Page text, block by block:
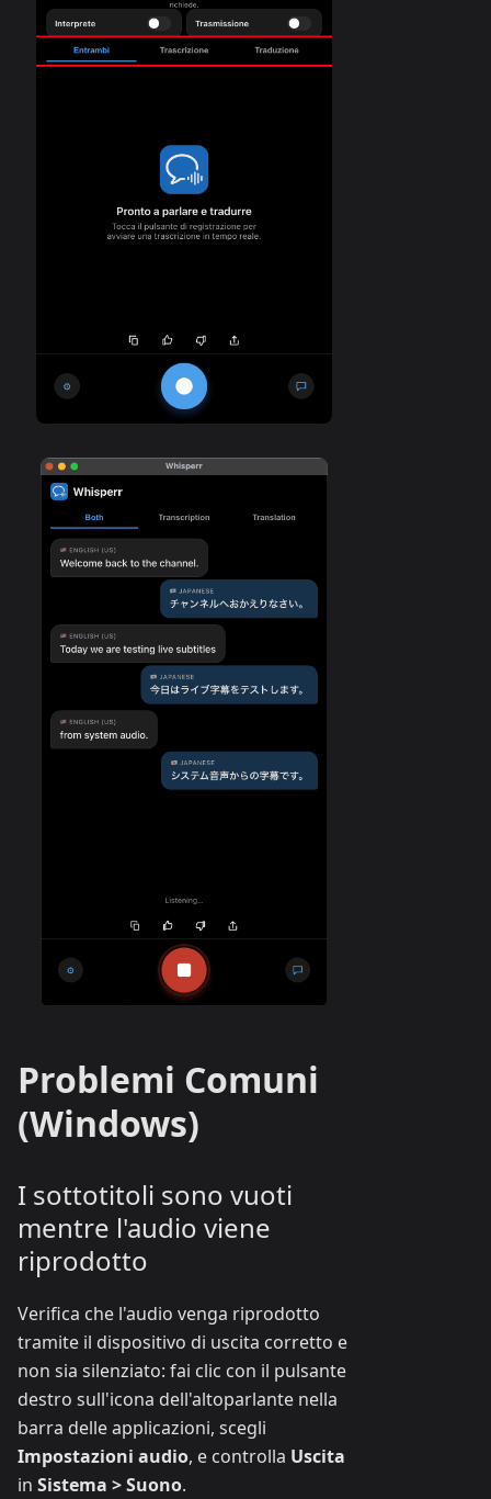
Problemi Comuni
(Windows)
I sottotitoli sono vuoti
mentre l'audio viene
riprodotto
Verifica che l'audio venga riprodotto
tramite il dispositivo di uscita corretto e
non sia silenziato: fai clic con il pulsante
destro sull'icona dell'altoparlante nella
barra delle applicazioni, scegli
Impostazioni audio, e controlla Uscita
in Sistema > Suono.